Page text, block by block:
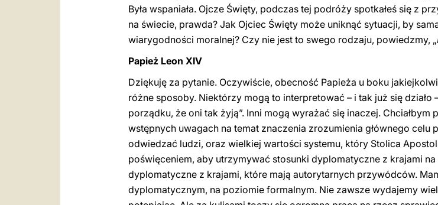
Była wspaniała. Ojcze Święty, podczas tej podróży spotkałeś się z
na świecie, prawda? Jak Ojciec Święty może uniknąć sytuacji, by
wiarygodności moralnej? Czy nie jest to swego rodzaju, powiedzmy, „
Papież Leon XIV
Dziękuję za pytanie. Oczywiście, obecność Papieża u boku
różne sposoby. Niektórzy mogą to interpretować – i tak już się działo
porządku, że oni tak żyją”. Inni mogą wyrażać się inaczej.
wstępnych uwagach na temat znaczenia zrozumienia głównego
odwiedzać ludzi, oraz wielkiej wartości systemu, który Stolica
poświęceniem, aby utrzymywać stosunki dyplomatyczne z krajami
dyplomatyczne z krajami, które mają autorytarnych przywódców.
dyplomatycznym, na poziomie formalnym. Nie zawsze wydajemy